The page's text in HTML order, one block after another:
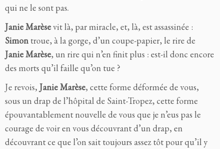
qui ne le sont pas.
JanieMarèsevit là, par miracle, et, là, est assassinée :
Simon troue, à la gorge, d’un coupe-papier, le rire de
JanieMarèse, un rire qui n’en finit plus : est-il donc encore
des morts qu’il faille qu’on tue ?
Je revois, JanieMarèse, cette forme déformée de vous,
sous un drap de l’hôpital de Saint-Tropez, cette forme
épouvantablement nouvelle de vous que je n’eus pas le
courage de voir en vous découvrant d’un drap, en
découvrant ce que l’on sait toujours assez tôt pour qu’il y